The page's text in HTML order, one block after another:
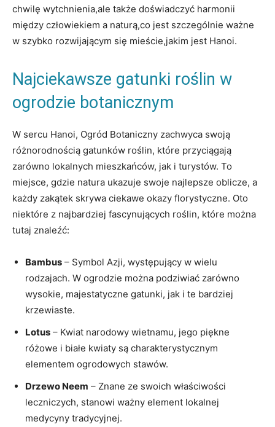
chwilę wytchnienia,ale także doświadczyć harmonii
między człowiekiem a naturą,co jest szczególnie ważne
w szybko rozwijającym się mieście,jakim jest Hanoi.
Najciekawsze gatunki roślin w
ogrodzie botanicznym
W sercu Hanoi, Ogród Botaniczny zachwyca swoją
różnorodnością gatunków roślin, które przyciągają
zarówno lokalnych mieszkańców, jak i turystów. To
miejsce, gdzie natura ukazuje swoje najlepsze oblicze, a
każdy zakątek skrywa ciekawe okazy florystyczne. Oto
niektóre z najbardziej fascynujących roślin, które można
tutaj znaleźć:
Bambus – Symbol Azji, występujący w wielu
rodzajach. W ogrodzie można podziwiać zarówno
wysokie, majestatyczne gatunki, jak i te bardziej
krzewiaste.
Lotus – Kwiat narodowy wietnamu, jego piękne
różowe i białe kwiaty są charakterystycznym
elementem ogrodowych stawów.
Drzewo Neem – Znane ze swoich właściwości
leczniczych, stanowi ważny element lokalnej
medycyny tradycyjnej.